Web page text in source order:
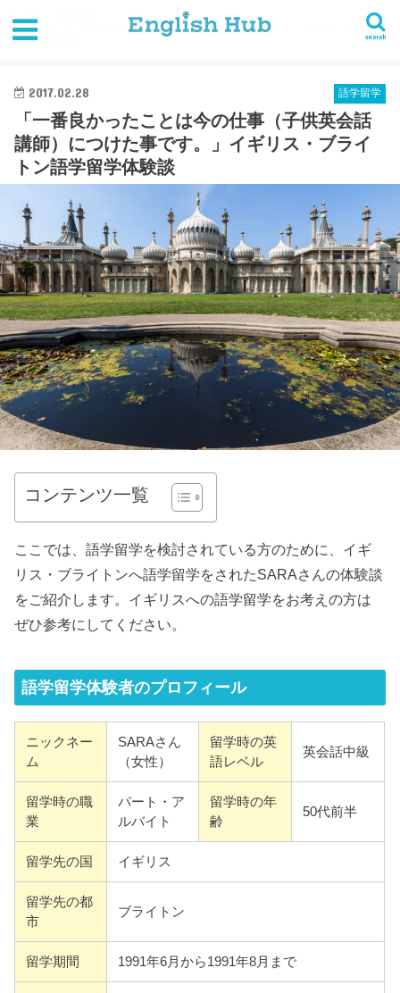
search
「一番良かったことは今の仕事（子供英会話講師）につけた事です。」イギリス・ブライトン
語学留学体験談
語学留学
2017.02.28
「一番良かったことは今の仕事（子供英会話
講師）につけた事です。」イギリス・ブライ
トン語学留学体験談
コンテンツ一覧
ここでは、語学留学を検討されている方のために、イギ
リス・ブライトンへ語学留学をされたSARAさんの体験談
をご紹介します。イギリスへの語学留学をお考えの方は
ぜひ参考にしてください。
語学留学体験者のプロフィール
ニックネー
ム
SARAさん
（女性）
留学時の英
語レベル
英会話中級
留学時の職
業
パート・ア
ルバイト
留学時の年
齢
50代前半
留学先の国 イギリス
留学先の都
市
ブライトン
留学期間 1991年6月から1991年8月まで